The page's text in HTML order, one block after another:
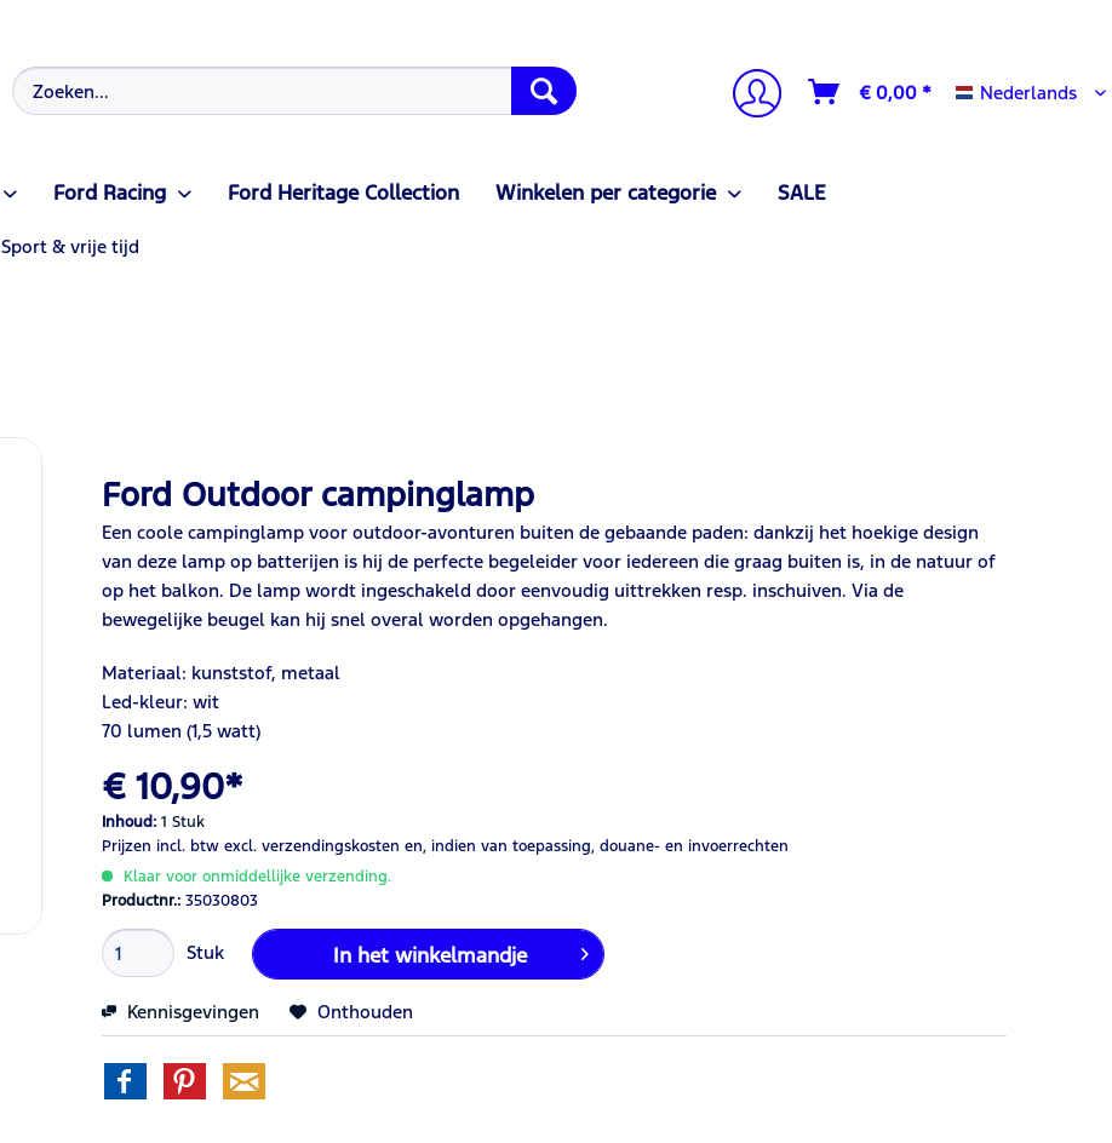
€ 0,00 * Nederlands
Nederlands
Ford Racing Ford Heritage Collection Winkelen per categorie SALE
Sport & vrije tijd
Ford Outdoor campinglamp
Een coole campinglamp voor outdoor-avonturen buiten de gebaande paden: dankzij het hoekige design
van deze lamp op batterijen is hij de perfecte begeleider voor iedereen die graag buiten is, in de natuur of
op het balkon. De lamp wordt ingeschakeld door eenvoudig uittrekken resp. inschuiven. Via de
bewegelijke beugel kan hij snel overal worden opgehangen.
Materiaal: kunststof, metaal
Led-kleur: wit
70 lumen (1,5 watt)
€ 10,90*
Inhoud:1 Stuk
Prijzen incl. btwexcl. verzendingskosten en, indien van toepassing, douane- en invoerrechten
Klaar voor onmiddellijke verzending.
Productnr.:35030803
Stuk In het winkelmandje
Kennisgevingen Onthouden